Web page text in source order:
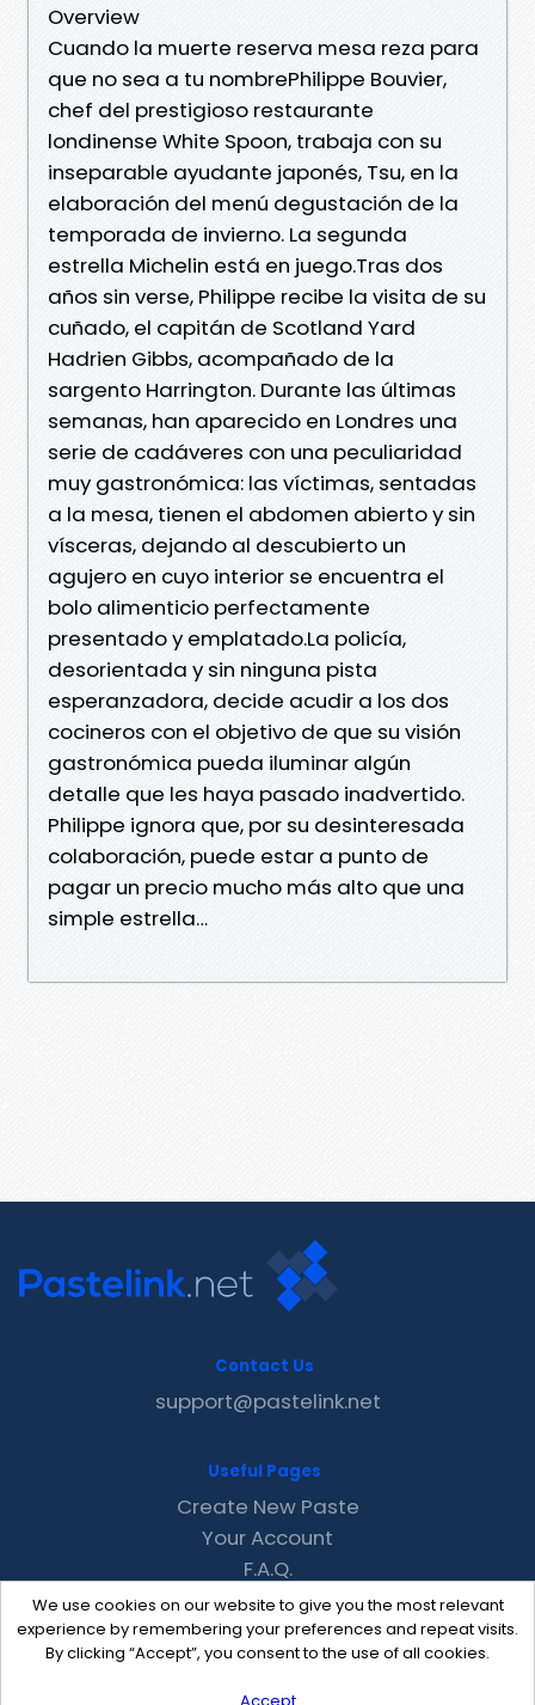
Overview
Cuando la muerte reserva mesa reza para
que no sea a tu nombrePhilippe Bouvier,
chef del prestigioso restaurante
londinense White Spoon, trabaja con su
inseparable ayudante japonés, Tsu, en la
elaboración del menú degustación de la
temporada de invierno. La segunda
estrella Michelin está en juego.Tras dos
años sin verse, Philippe recibe la visita de su
cuñado, el capitán de Scotland Yard
Hadrien Gibbs, acompañado de la
sargento Harrington. Durante las últimas
semanas, han aparecido en Londres una
serie de cadáveres con una peculiaridad
muy gastronómica: las víctimas, sentadas
a la mesa, tienen el abdomen abierto y sin
vísceras, dejando al descubierto un
agujero en cuyo interior se encuentra el
bolo alimenticio perfectamente
presentado y emplatado.La policía,
desorientada y sin ninguna pista
esperanzadora, decide acudir a los dos
cocineros con el objetivo de que su visión
gastronómica pueda iluminar algún
detalle que les haya pasado inadvertido.
Philippe ignora que, por su desinteresada
colaboración, puede estar a punto de
pagar un precio mucho más alto que una
simple estrella…
We use cookies on our website to give you the most relevant
experience by remembering your preferences and repeat visits.
By clicking “Accept”, you consent to the use of all cookies.
Contact Us
support@pastelink.net
Useful Pages
Create New Paste
Your Account
F.A.Q.
Recent
Contact